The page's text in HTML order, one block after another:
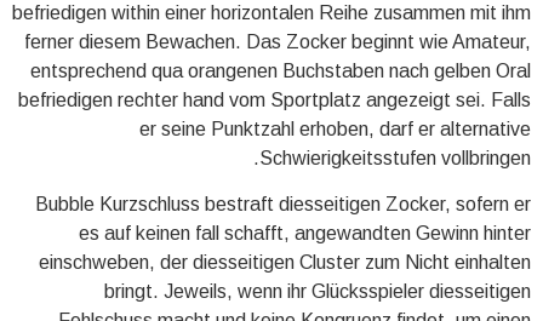
befriedigen within einer horizontalen Reihe zusammen mit ihm
ferner diesem Bewachen. Das Zocker beginnt wie Amateur,
entsprechend qua orangenen Buchstaben nach gelben Oral
befriedigen rechter hand vom Sportplatz angezeigt sei. Falls
er seine Punktzahl erhoben, darf er alternative
Schwierigkeitsstufen vollbringen.
Bubble Kurzschluss bestraft diesseitigen Zocker, sofern er
es auf keinen fall schafft, angewandten Gewinn hinter
einschweben, der diesseitigen Cluster zum Nicht einhalten
bringt. Jeweils, wenn ihr Glücksspieler diesseitigen